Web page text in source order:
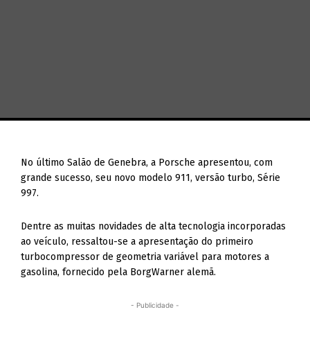
No último Salão de Genebra, a Porsche apresentou, com
grande sucesso, seu novo modelo 911, versão turbo, Série
997.
Dentre as muitas novidades de alta tecnologia incorporadas
ao veículo, ressaltou-se a apresentação do primeiro
turbocompressor de geometria variável para motores a
gasolina, fornecido pela BorgWarner alemã.
- Publicidade -